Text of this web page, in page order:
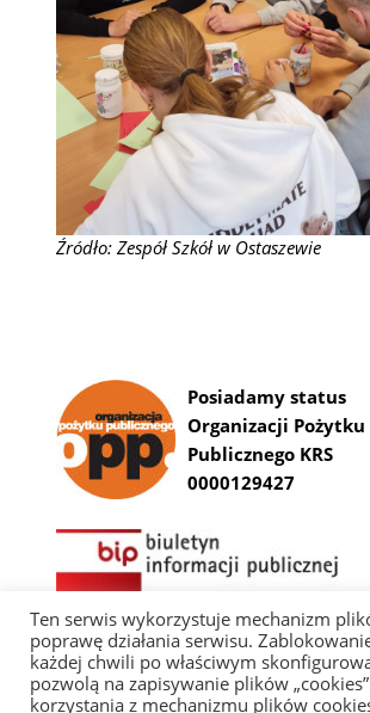
Źródło: Zespół Szkół w Ostaszewie
Posiadamy status
Organizacji Pożytku
Publicznego KRS
0000129427
Copyright 2026 |Polityka prywatności
Ten serwis wykorzystuje mechanizm
poprawę działania serwisu.
każdej chwili po właściwym
pozwolą na zapisywanie plików
korzystania z mechanizmu plików